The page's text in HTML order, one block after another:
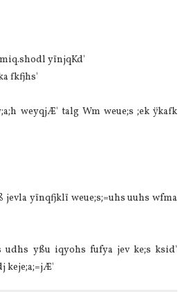
yïnjqKd'
fkfjhs'
weyqjÆ' talg Wm weue;s ;ek ÿkafk
jevla yïnqfjklï weue;s;=uhs uuhs wfma
udhs yßu iqyohs fufya jev ke;s ksid'
keje;a;=jÆ'